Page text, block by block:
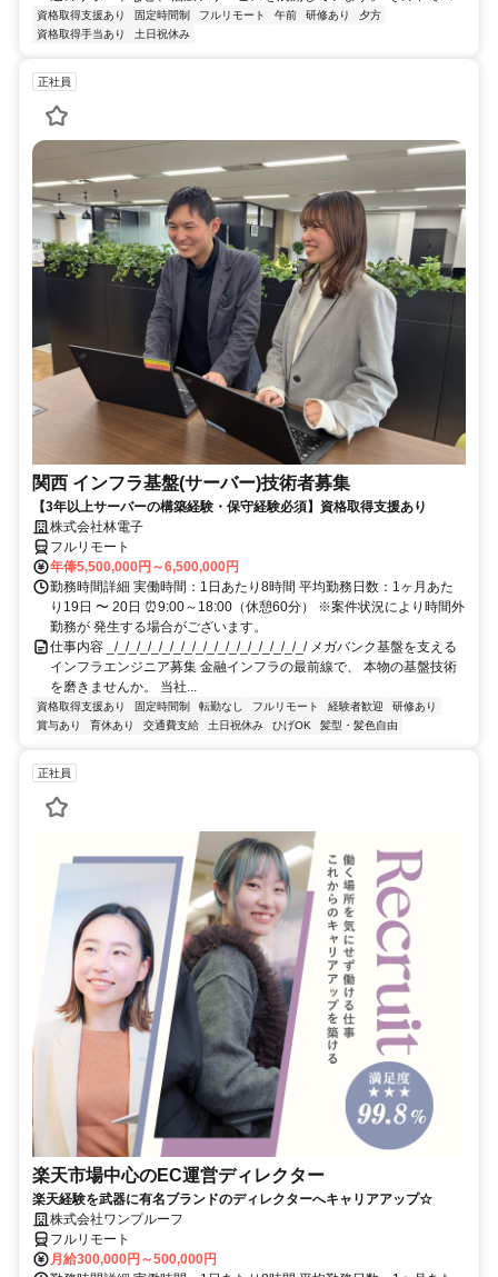
資格取得支援あり 固定時間制 フルリモート 午前 研修あり
夕方
資格取得手当あり
土日祝休み
正社員
関西 インフラ基盤(サーバー)技術者募集
【3年以上サーバーの構築経験・保守経験必須】資格取得支援あり
株式会社林電子
フルリモート
年俸5,500,000円～6,500,000円
勤務時間詳細 実働時間：1日あたり8時間 平均勤務日数：1ヶ月あた
り19日 〜 20日 ⏰9:00～18:00（休憩60分） ※案件状況により時間外
勤務が 発生する場合がございます。
仕事内容 _/_/_/_/_/_/_/_/_/_/_/_/_/_/_/_/_/_/ メガバンク基盤を支える
インフラエンジニア募集 金融インフラの最前線で、 本物の基盤技術
を磨きませんか。 当社...
資格取得支援あり 固定時間制 転勤なし フルリモート 経験者歓迎
研修あり
賞与あり
育休あり 交通費支給 土日祝休み ひげOK 髪型・髪色自由
正社員
楽天市場中心のEC運営ディレクター
楽天経験を武器に有名ブランドのディレクターへキャリアアップ☆
株式会社ワンプルーフ
フルリモート
月給300,000円～500,000円